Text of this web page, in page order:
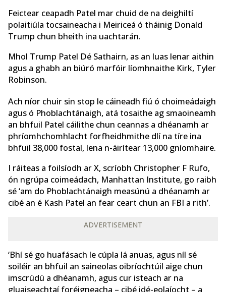
Feictear ceapadh Patel mar chuid de na deighiltí
polaitiúla tocsaineacha i Meiriceá ó tháinig Donald
Trump chun bheith ina uachtarán.
Mhol Trump Patel Dé Sathairn, as an luas lenar aithin
agus a ghabh an biúró marfóir líomhnaithe Kirk, Tyler
Robinson.
Ach níor chuir sin stop le cáineadh fiú ó choimeádaigh
agus ó Phoblachtánaigh, atá tosaithe ag smaoineamh
an bhfuil Patel cáilithe chun ceannas a dhéanamh ar
phríomhchomhlacht forfheidhmithe dlí na tíre ina
bhfuil 38,000 fostaí, lena n-áirítear 13,000 gníomhaire.
I ráiteas a foilsíodh ar X, scríobh Christopher F Rufo,
ón ngrúpa coimeádach, Manhattan Institute, go raibh
sé ‘am do Phoblachtánaigh measúnú a dhéanamh ar
cibé an é Kash Patel an fear ceart chun an FBI a rith’.
ADVERTISEMENT
‘Bhí sé go huafásach le cúpla lá anuas, agus níl sé
soiléir an bhfuil an saineolas oibríochtúil aige chun
imscrúdú a dhéanamh, agus cur isteach ar na
gluaiseachtaí foréigneacha – cibé idé-eolaíocht – a